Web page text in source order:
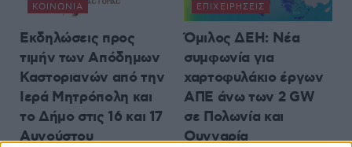
ΚΟΙΝΩΝΊΑ
Εκδηλώσεις προς
τιμήν των Απόδημων
Καστοριανών από την
Ιερά Μητρόπολη και
το Δήμο στις 16 και 17
Αυγούστου
ΕΠΙΧΕΙΡΉΣΕΙΣ
Όμιλος ΔΕΗ: Νέα
συμφωνία για
χαρτοφυλάκιο έργων
ΑΠΕ άνω των 2 GW
σε Πολωνία και
Ουγγαρία